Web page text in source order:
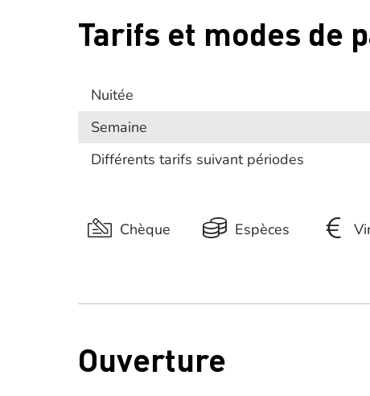
Tarifs et modes de
Nuitée
Semaine
Différents tarifs suivant périodes
Chèque Espèces
Ouverture